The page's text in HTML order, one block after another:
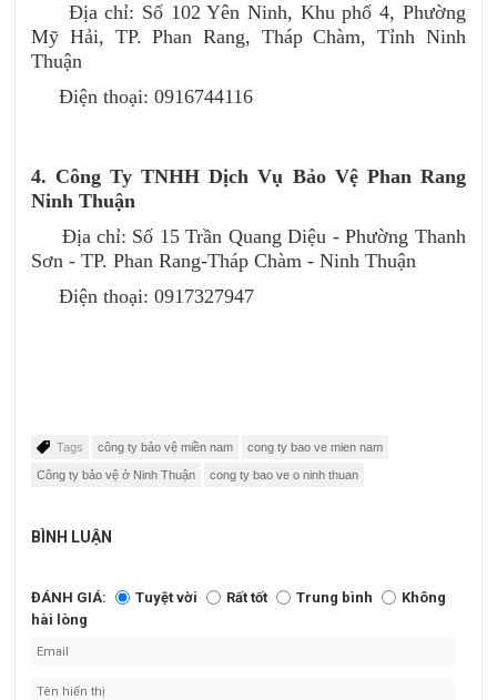
Địa chỉ: Số 102 Yên Ninh, Khu phố 4, Phường
Mỹ Hải, TP. Phan Rang, Tháp Chàm, Tỉnh Ninh
Thuận
Điện thoại: 0916744116
4. Công Ty TNHH Dịch Vụ Bảo Vệ Phan Rang
Ninh Thuận
Địa chỉ: Số 15 Trần Quang Diệu - Phường Thanh
Sơn - TP. Phan Rang-Tháp Chàm - Ninh Thuận
Điện thoại: 0917327947
Tags công ty bảo vệ miền nam cong ty bao ve mien nam
Công ty bảo vệ ở Ninh Thuận cong ty bao ve o ninh thuan
BÌNH LUẬN
ĐÁNH GIÁ: Tuyệt vời Rất tốt Trung bình
Không
hài lòng